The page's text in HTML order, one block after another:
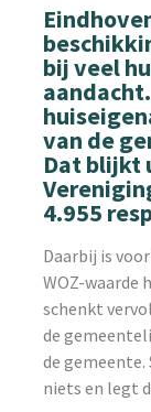
bij veel
van de
Dat blijkt
4.955
Daarbij is
WOZ-waarde
schenkt
de
de gemeente.
niets en legt